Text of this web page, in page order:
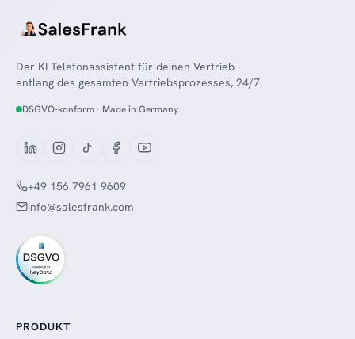
Der KI Telefonassistent für deinen Vertrieb -
entlang des gesamten Vertriebsprozesses, 24/7.
DSGVO-konform · Made in Germany
+49 156 7961 9609
info@salesfrank.com
PRODUKT